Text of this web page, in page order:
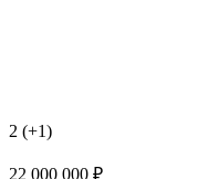
2 (+1)
22 000 000 ₽